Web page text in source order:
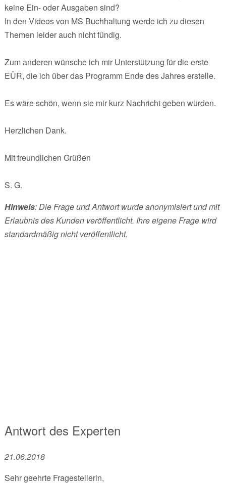
keine Ein- oder Ausgaben sind?
In den Videos von MS Buchhaltung werde ich zu diesen
Themen leider auch nicht fündig.
Zum anderen wünsche ich mir Unterstützung für die erste
EÜR, die ich über das Programm Ende des Jahres erstelle.
Es wäre schön, wenn sie mir kurz Nachricht geben würden.
Herzlichen Dank.
Mit freundlichen Grüßen
S. G.
Hinweis: Die Frage und Antwort wurde anonymisiert und mit
Erlaubnis des Kunden veröffentlicht. Ihre eigene Frage wird
standardmäßig nicht veröffentlicht.
Antwort des Experten
21.06.2018
Sehr geehrte Fragestellerin,